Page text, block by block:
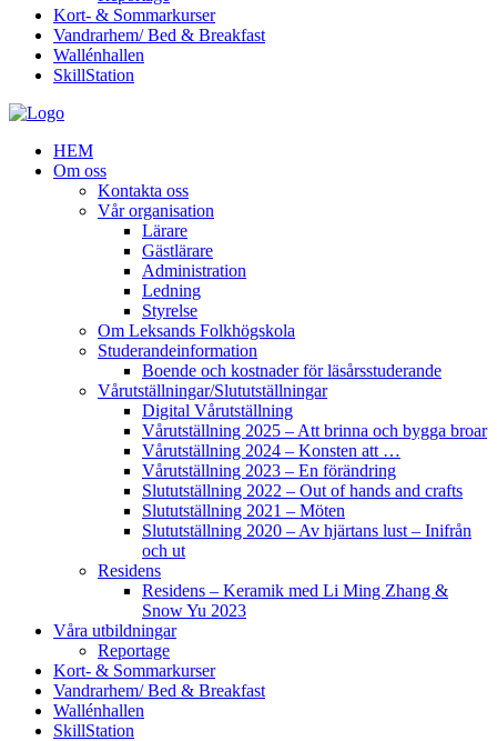
Kort- & Sommarkurser
Vandrarhem/ Bed & Breakfast
Wallénhallen
SkillStation
HEM
Om oss
Kontakta oss
Vår organisation
Lärare
Gästlärare
Administration
Ledning
Styrelse
Om Leksands Folkhögskola
Studerandeinformation
Boende och kostnader för läsårsstuderande
Vårutställningar/Slututställningar
Digital Vårutställning
Vårutställning 2025 – Att brinna och bygga broar
Vårutställning 2024 – Konsten att …
Vårutställning 2023 – En förändring
Slututställning 2022 – Out of hands and crafts
Slututställning 2021 – Möten
Slututställning 2020 – Av hjärtans lust – Inifrån
och ut
Residens
Residens – Keramik med Li Ming Zhang &
Snow Yu 2023
Våra utbildningar
Reportage
Kort- & Sommarkurser
Vandrarhem/ Bed & Breakfast
Wallénhallen
SkillStation